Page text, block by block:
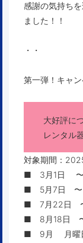
感謝の気持ち
ました！！
・・
第一弾！キャ
大好評に
レンタル
対象期間：
■ 3月1日
■ 5月7日 〜
■ 7月22日
■ 8月18日
■ 9月 月曜日